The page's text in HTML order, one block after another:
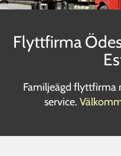
Flyttfirma
Familjeägd flyttfirma
service.